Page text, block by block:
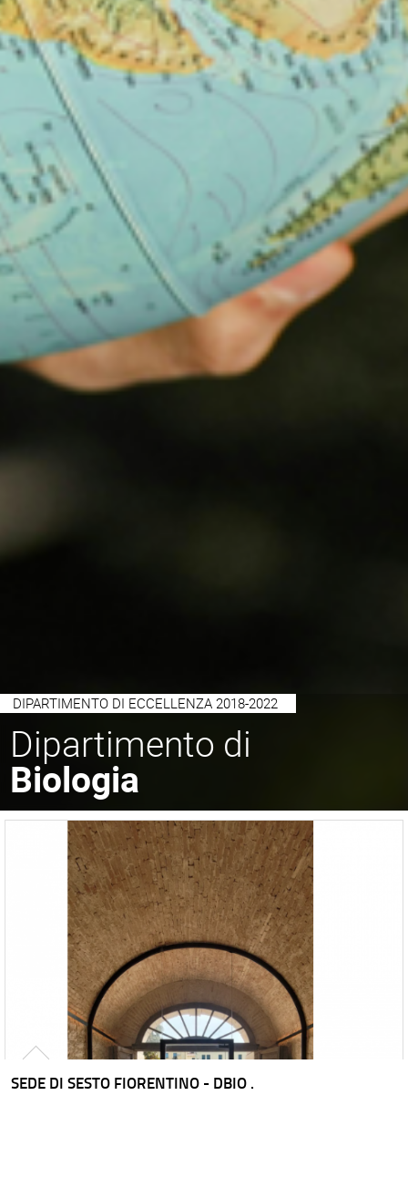
DIPARTIMENTO DI ECCELLENZA 2018-2022
Dipartimento di
Biologia
SEDE DI SESTO FIORENTINO - DBIO .